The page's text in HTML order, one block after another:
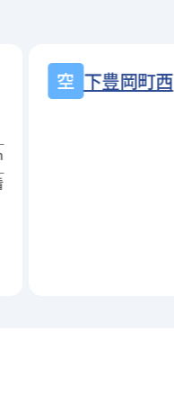
下豊岡町西